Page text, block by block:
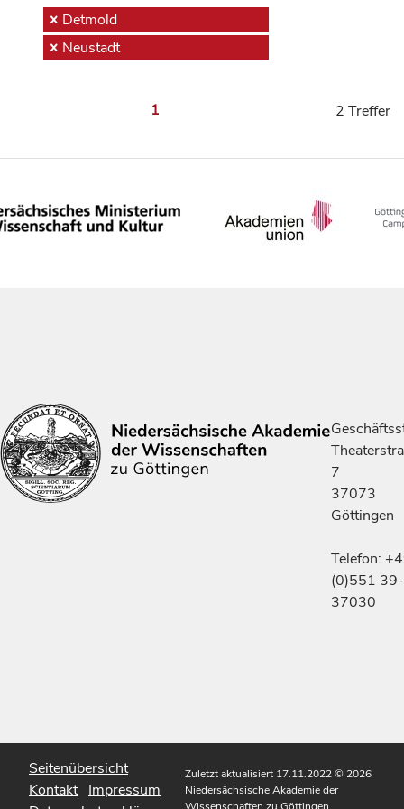
Detmold
Neustadt
1 2 Treffer
7
37073
Göttingen
Telefon:
(0)551 39-
37030
Seitenübersicht
Kontakt Impressum
Zuletzt aktualisiert 17.11.2022© 2026
Niedersächsische Akademie der